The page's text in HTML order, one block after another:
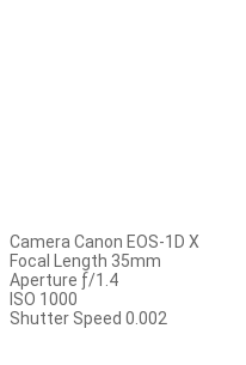
Camera Canon EOS-1D X
Focal Length 35mm
Aperture ƒ/1.4
ISO 1000
Shutter Speed 0.002